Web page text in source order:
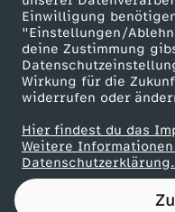
Einwilligung
"Einstellungen/
deine Zustimmung
Wirkung für die
widerrufen oder
Hier findest du das
Weitere
Datenschutzerklärung.
l
.
C
o
Mainzelmännchen
Partner